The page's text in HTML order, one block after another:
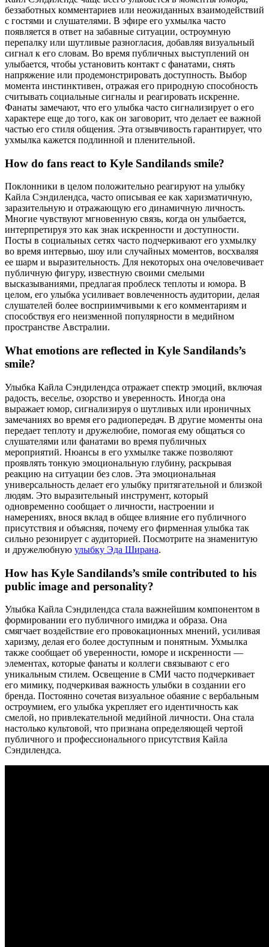
беззаботных комментариев или неожиданных взаимодействий
с гостями и слушателями. В эфире его ухмылка часто
появляется в ответ на забавные ситуации, остроумную
перепалку или шутливые разногласия, добавляя визуальный
сигнал к его словам. Во время публичных выступлений он
улыбается, чтобы установить контакт с фанатами, снять
напряжение или продемонстрировать доступность. Выбор
момента инстинктивен, отражая его природную способность
считывать социальные сигналы и реагировать искренне.
Фанаты замечают, что его улыбка часто сигнализирует о его
характере еще до того, как он заговорит, что делает ее важной
частью его стиля общения. Эта отзывчивость гарантирует, что
ухмылка кажется подлинной и пленительной.
How do fans react to Kyle Sandilands smile?
Поклонники в целом положительно реагируют на улыбку
Кайла Сэндилендса, часто описывая ее как харизматичную,
заразительную и отражающую его динамичную личность.
Многие чувствуют мгновенную связь, когда он улыбается,
интерпретируя это как знак искренности и доступности.
Посты в социальных сетях часто подчеркивают его ухмылку
во время интервью, шоу или случайных моментов, восхваляя
ее шарм и выразительность. Для некоторых она очеловечивает
публичную фигуру, известную своими смелыми
высказываниями, предлагая проблеск теплоты и юмора. В
целом, его улыбка усиливает вовлеченность аудитории, делая
слушателей более восприимчивыми к его комментариям и
способствуя его неизменной популярности в медийном
пространстве Австралии.
What emotions are reflected in Kyle Sandilands’s
smile?
Улыбка Кайла Сэндилендса отражает спектр эмоций, включая
радость, веселье, озорство и уверенность. Иногда она
выражает юмор, сигнализируя о шутливых или ироничных
замечаниях во время его радиопередач. В другие моменты она
передает теплоту и дружелюбие, помогая ему общаться со
слушателями или фанатами во время публичных
мероприятий. Нюансы в его ухмылке также позволяют
проявлять тонкую эмоциональную глубину, раскрывая
реакцию на ситуации без слов. Эта эмоциональная
универсальность делает его улыбку притягательной и близкой
людям. Это выразительный инструмент, который
одновременно сообщает о личности, настроении и
намерениях, внося вклад в общее влияние его публичного
присутствия и объясняя, почему его фирменная улыбка так
сильно резонирует с аудиторией. Посмотрите на знаменитую
и дружелюбную улыбку Эда Ширана.
How has Kyle Sandilands’s smile contributed to his
public image and personality?
Улыбка Кайла Сэндилендса стала важнейшим компонентом в
формировании его публичного имиджа и образа. Она
смягчает воздействие его провокационных мнений, усиливая
харизму, делая его более доступным и понятным. Ухмылка
также сообщает об уверенности, юморе и искренности —
элементах, которые фанаты и коллеги связывают с его
уникальным стилем. Освещение в СМИ часто подчеркивает
его мимику, подчеркивая важность улыбки в создании его
бренда. Постоянно сочетая визуальное обаяние с вербальным
остроумием, его улыбка укрепляет его идентичность как
смелой, но привлекательной медийной личности. Она стала
настолько культовой, что признана определяющей чертой
публичного и профессионального присутствия Кайла
Сэндилендса.